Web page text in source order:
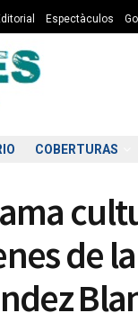
Espectàculos
COBERTURAS
de